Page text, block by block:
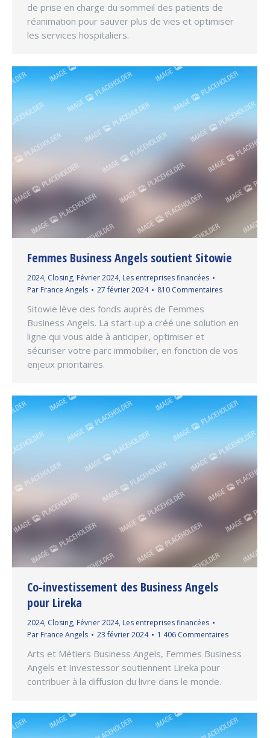
de prise en charge du sommeil des patients de
réanimation pour sauver plus de vies et optimiser
les services hospitaliers.
Femmes Business Angels soutient Sitowie
2024, Closing, Février 2024, Les entreprises financées
Par France Angels 27 février 2024 810 Commentaires
Sitowie lève des fonds auprès de Femmes
Business Angels. La start-up a créé une solution en
ligne qui vous aide à anticiper, optimiser et
sécuriser votre parc immobilier, en fonction de vos
enjeux prioritaires.
Co-investissement des Business Angels
pour Lireka
2024, Closing, Février 2024, Les entreprises financées
Par France Angels 23 février 2024 1 406 Commentaires
Arts et Métiers Business Angels, Femmes Business
Angels et Investessor soutiennent Lireka pour
contribuer à la diffusion du livre dans le monde.